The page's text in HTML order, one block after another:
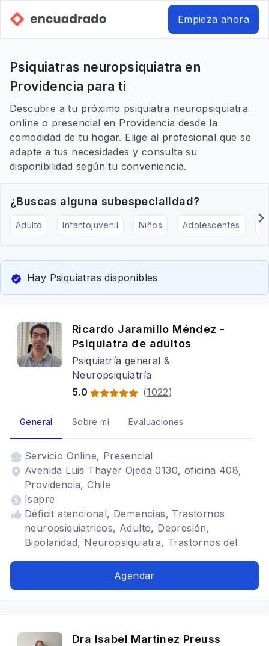
Empieza ahora
Psiquiatras neuropsiquiatra en
Providencia para ti
Descubre a tu próximo psiquiatra neuropsiquiatra
online o presencial en Providencia desde la
comodidad de tu hogar. Elige al profesional que se
adapte a tus necesidades y consulta su
disponibilidad según tu conveniencia.
¿Buscas alguna subespecialidad?
Adulto Infantojuvenil Niños Adolescentes
Hay Psiquiatras disponibles
Ricardo Jaramillo Méndez -
Psiquiatra de adultos
Psiquiatría general &
Neuropsiquiatría
5.0
(1022)
General Sobre mí Evaluaciones
Servicio Online, Presencial
Avenida Luis Thayer Ojeda 0130, oficina 408,
Providencia, Chile
Isapre
Déficit atencional, Demencias, Trastornos
neuropsiquiatricos, Adulto, Depresión,
Bipolaridad, Neuropsiquiatra, Trastornos del
Agendar
Dra Isabel Martinez Preuss